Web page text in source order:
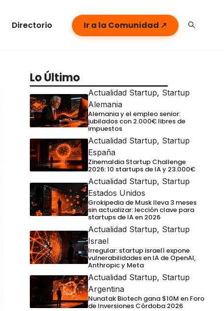
Directorio Ir a la Comunidad ↗
Lo Último
Actualidad Startup, Startup
Alemania
Alemania y el empleo senior:
jubilados con 2.000€ libres de
impuestos
Actualidad Startup, Startup
España
Zinemaldia Startup Challenge
2026: 10 startups de IA y 23.000€
Actualidad Startup, Startup
Estados Unidos
Grokipedia de Musk lleva 3 meses
sin actualizar: lección clave para
startups de IA en 2026
Actualidad Startup, Startup
Israel
Irregular: startup israelí expone
vulnerabilidades en IA de OpenAI,
Anthropic y Meta
Actualidad Startup, Startup
Argentina
Nunatak Biotech gana $10M en Foro
de Inversiones Córdoba 2026